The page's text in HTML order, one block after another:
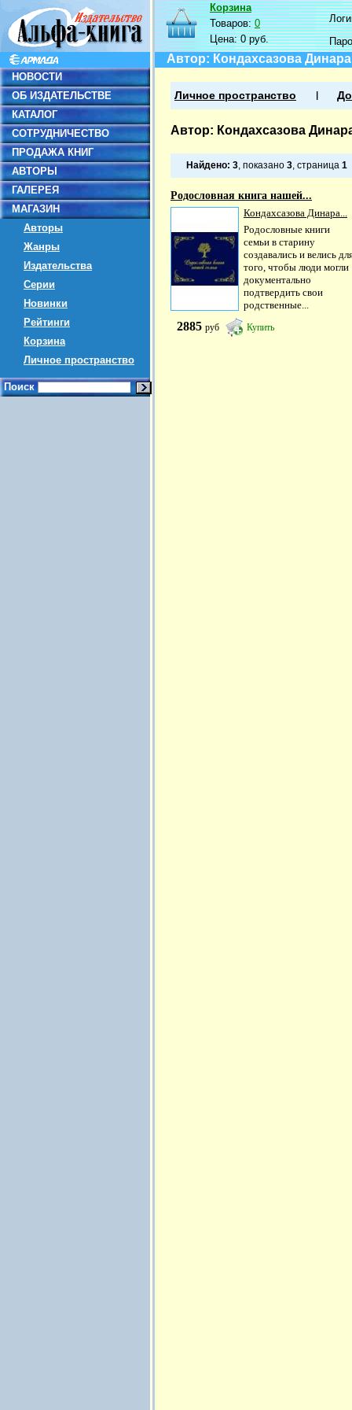
НОВОСТИ
ОБ ИЗДАТЕЛЬСТВЕ
КАТАЛОГ
СОТРУДНИЧЕСТВО
ПРОДАЖА КНИГ
АВТОРЫ
ГАЛЕРЕЯ
МАГАЗИН
Авторы
Жанры
Издательства
Серии
Новинки
Рейтинги
Корзина
Личное пространство
Поиск
Корзина
Товаров:0
Цена:0 руб.
Автор: Кондахсазова
Личное пространство
Автор: Кондахсазова
Найдено: 3, показано 3, страница 1
Родословная книга нашей...
Кондахсазова Динара...
Родословные книги
семьи в старину
создавались и велись
того, чтобы люди могли
документально
подтвердить свои
родственные...
2885 руб Купить